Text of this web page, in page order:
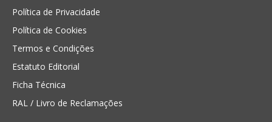
Política de Privacidade
Política de Cookies
Termos e Condições
Estatuto Editorial
Ficha Técnica
RAL / Livro de Reclamações